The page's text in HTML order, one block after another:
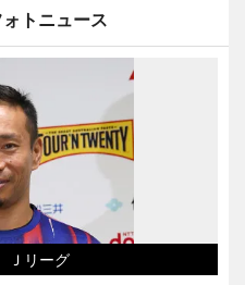
トニュース
Ｊリーグ